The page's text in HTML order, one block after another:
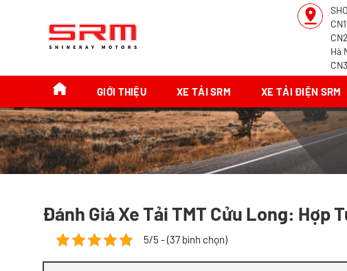
Hà
GIỚI THIỆU XE TẢI SRM XE TẢI ĐIỆN SRM
Đánh Giá Xe Tải TMT Cửu Long: Hợp
5/5 - (37 bình chọn)